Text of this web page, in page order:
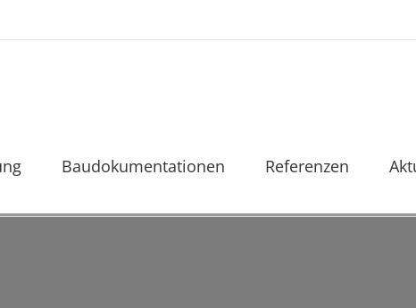
Baudokumentationen Referenzen